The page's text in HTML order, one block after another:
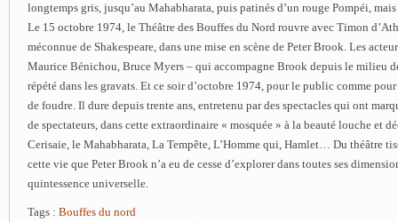
longtemps gris, jusqu’au Mahabharata, puis patinés d’un rouge Pompéi,
Le 15 octobre 1974, le Théâtre des Bouffes du Nord rouvre avec Timon
méconnue de Shakespeare, dans une mise en scène de Peter Brook. Les
Maurice Bénichou, Bruce Myers – qui accompagne Brook depuis le milieu
répété dans les gravats. Et ce soir d’octobre 1974, pour le public comme pour
de foudre. Il dure depuis trente ans, entretenu par des spectacles qui ont
de spectateurs, dans cette extraordinaire « mosquée » à la beauté louche et
Cerisaie, le Mahabharata, La Tempête, L’Homme qui, Hamlet… Du théâtre
cette vie que Peter Brook n’a eu de cesse d’explorer dans toutes ses
quintessence universelle.
Tags : Bouffes du nord